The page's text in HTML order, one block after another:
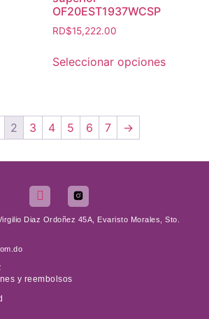
OF20EST1937WCSP
RD$15,222.00
Seleccionar opciones
2 3 4 5 6 7 →
Diaz Ordoñez 45A, Evaristo Morales, Sto.
y reembolsos